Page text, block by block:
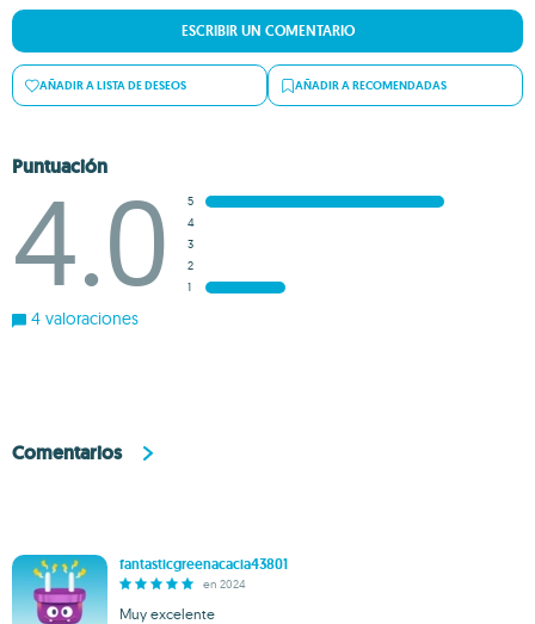
ESCRIBIR UN COMENTARIO
AÑADIR A LISTA DE DESEOS AÑADIR A RECOMENDADAS
Puntuación
4.0
5
4
3
2
1
4 valoraciones
Comentarios
fantasticgreenacacia43801
en 2024
Muy excelente